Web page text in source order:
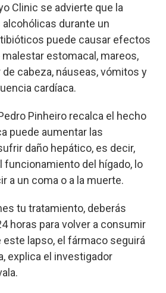
Clinic se advierte que la
durante un
puede causar efectos
estomacal, mareos,
cabeza, náuseas, vómitos y
cardíaca.
Pinheiro recalca el hecho
puede aumentar las
daño hepático, es decir,
funcionamiento del hígado, lo
a un coma o a la muerte.
tu tratamiento, deberás
horas para volver a consumir
este lapso, el fármaco seguirá
explica el investigador